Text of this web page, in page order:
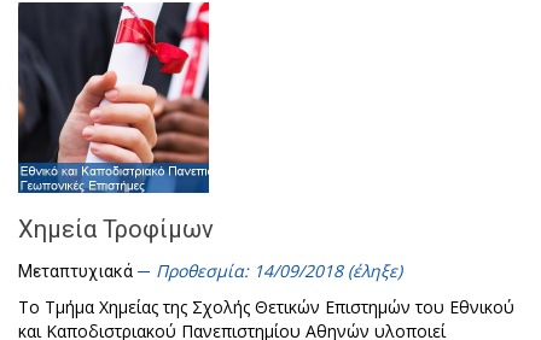
Χημεία Τροφίμων
Μεταπτυχιακά
Προθεσμία: 14/09/2018 (έληξε)
Το Τμήμα Χημείας της Σχολής Θετικών Επιστημών του Εθνικού
και Καποδιστριακού Πανεπιστημίου Αθηνών υλοποιεί